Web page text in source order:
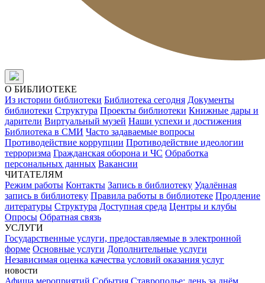
О БИБЛИОТЕКЕ
Из истории библиотеки Библиотека сегодня Документы
библиотеки Структура Проекты библиотеки Книжные дары и
дарители Виртуальный музей Наши успехи и достижения
Библиотека в СМИ Часто задаваемые вопросы
Противодействие коррупции Противодействие идеологии
терроризма Гражданская оборона и ЧС Обработка
персональных данных Вакансии
ЧИТАТЕЛЯМ
Режим работы Контакты Запись в библиотеку Удалённая
запись в библиотеку Правила работы в библиотеке Продление
литературы Структура Доступная среда Центры и клубы
Опросы Обратная связь
УСЛУГИ
Государственные услуги, предоставляемые в электронной
форме Основные услуги Дополнительные услуги
Независимая оценка качества условий оказания услуг
новости
Афиша мероприятий События Ставрополье: день за днём